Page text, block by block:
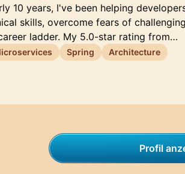
10 years, I've been helping
skills, overcome fears of
ladder. My 5.0-star rating from…
Spring Architecture
Profil